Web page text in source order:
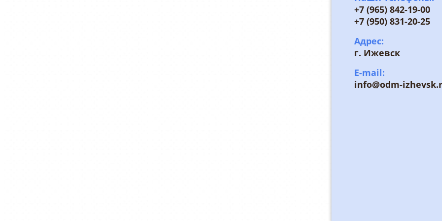
+7 (965) 842-19-00
+7 (950) 831-20-25
Адрес:
г. Ижевск
E-mail:
info@odm-